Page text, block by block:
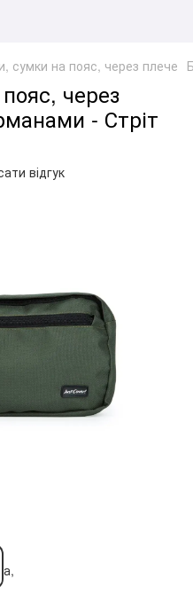
сумки на пояс, через плече
через
- Стріт
відгук